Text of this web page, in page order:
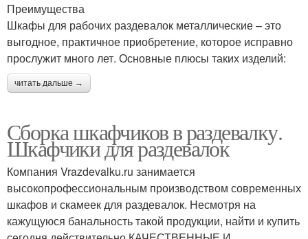
Преимущества
Шкафы для рабочих раздевалок металлические – это
выгодное, практичное приобретение, которое исправно
прослужит много лет. Основные плюсы таких изделий:
читать дальше →
Сборка шкафчиков в раздевалку.
Шкафчики для раздевалок
Компания Vrazdevalku.ru занимается
высокопрофессиональным производством современных
шкафов и скамеек для раздевалок. Несмотря на
кажущуюся банальность такой продукции, найти и купить